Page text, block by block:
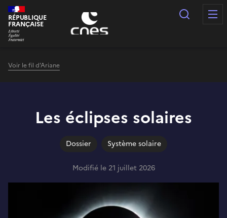
Panneau de gestion des cookies
RÉPUBLIQUE
FRANÇAISE
Voir le fil d'Ariane
Les éclipses solaires
Dossier Système solaire
Modifié le 21 juillet 2026